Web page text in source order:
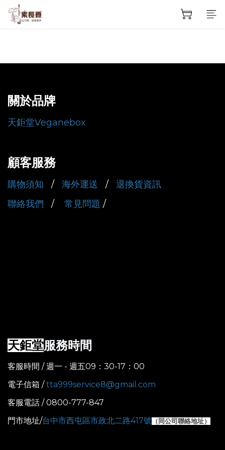
關於品牌
天鉅堂Veganebox
顧客服務
購物須知 / 海外運送 / 退換貨資訊
聯絡我們
/ 常見問題 /
天鉅堂服務時間
客服時間 / 週一 - 週五09：30-17：00
電子信箱 /tta999service8@gmail.com
客服電話 / 0800-777-847
門市地址/台中市西屯區市政北二路417號 （ 同公司聯絡地址）